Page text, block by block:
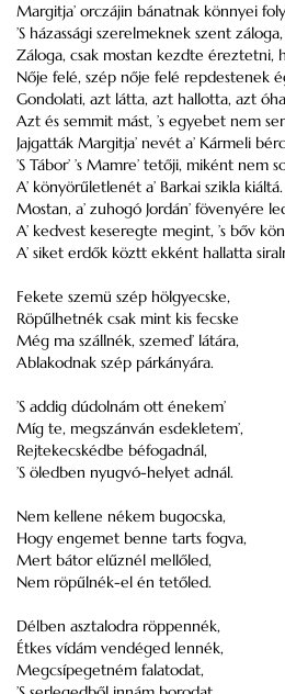
Margitja’ orczájin bánatnak könnyei
’S házassági szerelmeknek szent záloga,
Záloga, csak mostan kezdte éreztetni,
Nője felé, szép nője felé repdestenek
Gondolati, azt látta, azt hallotta, azt
Azt és semmit mást, ’s egyebet nem
Jajgatták Margitja’ nevét a’ Kármeli
’S Tábor’ ’s Mamre’ tetőji, miként nem
A’ könyörűletlenét a’ Barkai szikla kiáltá.
Mostan, a’ zuhogó Jordán’ fövenyére
A’ kedvest keseregte megint, ’s bőv
A’ siket erdők köztt ekként hallatta
Fekete szemü szép hölgyecske,
Röpűlhetnék csak mint kis fecske
Még ma szállnék, szemed’ látára,
Ablakodnak szép párkányára.
’S addig dúdolnám ott énekem’
Míg te, megszánván esdekletem’,
Rejtekecskédbe béfogadnál,
’S öledben nyugvó-helyet adnál.
Nem kellene nékem bugocska,
Hogy engemet benne tarts fogva,
Mert bátor elűznél mellőled,
Nem röpűlnék-el én tetőled.
Délben asztalodra röppennék,
Étkes vídám vendéged lennék,
Megcsípegetném falatodat,